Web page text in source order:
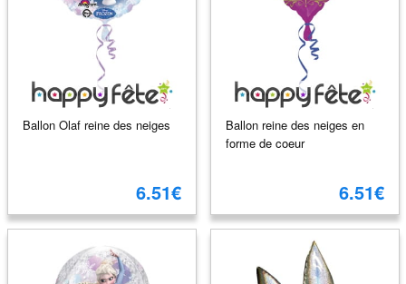
Ballon Olaf reine des neiges
6.51€
Ballon reine des neiges en
forme de coeur
6.51€